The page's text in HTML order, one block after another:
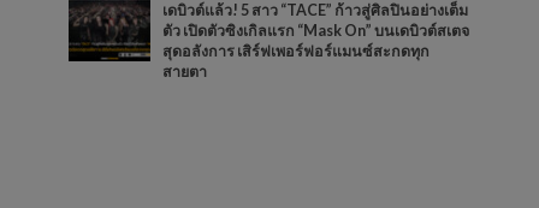
เดบิวต์แล้ว! 5 สาว “TACE” ก้าวสู่ศิลปินอย่างเต็ม
ตัว เปิดตัวซิงเกิลแรก “Mask On” บนเดบิวต์สเตจ
สุดอลังการ เสิร์ฟเพอร์ฟอร์แมนซ์สะกดทุก
สายตา